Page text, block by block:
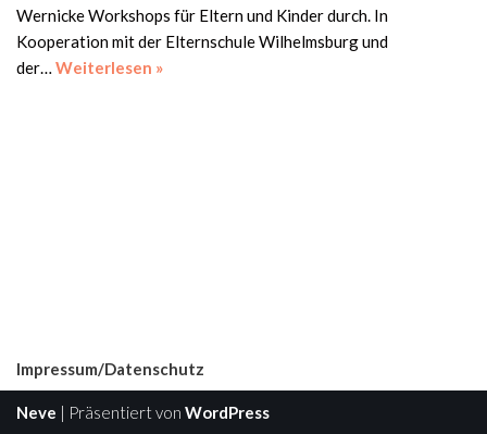
Wernicke Workshops für Eltern und Kinder durch. In
Kooperation mit der Elternschule Wilhelmsburg und
der… Weiterlesen »
Impressum/Datenschutz
Neve | Präsentiert von WordPress